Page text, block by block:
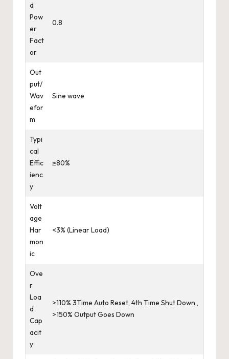
d
Pow
er
Fact
or
0.8
Out
put/
Wav
efor
m
Sine wave
Typi
cal
Effic
ienc
y
≥80%
Volt
age
Har
mon
ic
<3% (Linear Load)
Ove
r
Loa
d
Cap
acit
y
>110% 3Time Auto Reset, 4th Time Shut Down ,
>150% Output Goes Down